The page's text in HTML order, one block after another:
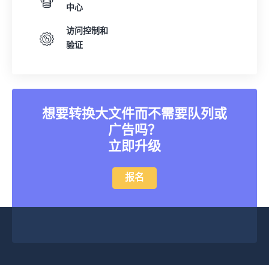
中心
访问控制和
验证
想要转换大文件而不需要队列或
广告吗？
立即升级
报名